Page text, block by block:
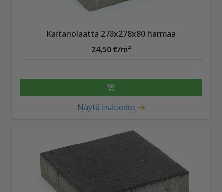
Kartanolaatta 278x278x80 harmaa
24,50 €/m²
Näytä lisätiedot